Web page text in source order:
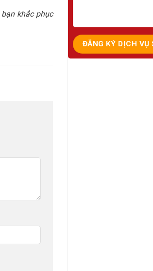
khắc phục